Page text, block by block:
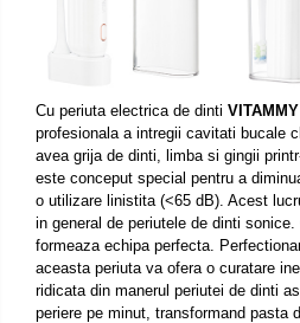
Cu periuta electrica de dinti
profesionala a intregii cavitati bucale
avea grija de dinti, limba si gingii
este conceput special pentru a
o utilizare linistita (<65 dB). Acest
in general de periutele de dinti sonice.
formeaza echipa perfecta.
aceasta periuta va ofera o curatare
ridicata din manerul periutei de dinti
periere pe minut, transformand pasta